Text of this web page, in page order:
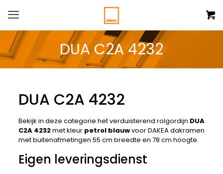
DUA C2A 4232
DUA C2A 4232
Bekijk in deze categorie het verduisterend rolgordijn DUA
C2A 4232met kleur petrol blauwvoor DAKEA dakramen
met buitenafmetingen 55 cm breedte en 78 cm hoogte.
Eigen leveringsdienst